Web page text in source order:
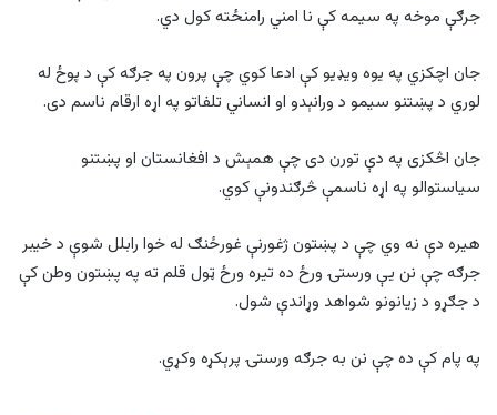
جرګې موخه په سیمه کې نا امني رامنځته کول دي.
جان اچکزي په یوه ویډيو کې ادعا کوي چې پرون په جرګه کې د پوځ له
لوري د پښتنو سیمو د ورانېدو او انساني تلفاتو په اړه ارقام ناسم دی.
جان اڅکزی په دې تورن دی چې همېش د افغانستان او پښتنو
سیاستوالو په اړه ناسمې څرګندونې کوي.
هیره دې نه وي چې د پښتون ژغورنې غورځنګ له خوا رابلل شوې د خیبر
جرګه چې نن یې ورستۍ ورځ ده تیره ورځ ټول قلم ته په پښتون وطن کې
د جګړو د زیانونو شواهد وړاندې شول.
په پام کې ده چې نن به جرګه ورستۍ پرېکړه وکړي.